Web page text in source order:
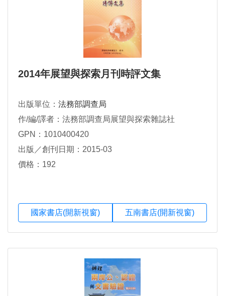
2014年展望與探索月刊時評文集
出版單位： 法務部調查局
作/編/譯者：法務部調查局展望與探索雜誌社
GPN：1010400420
出版／創刊日期：2015-03
價格：192
國家書店(開新視窗) 五南書店(開新視窗)